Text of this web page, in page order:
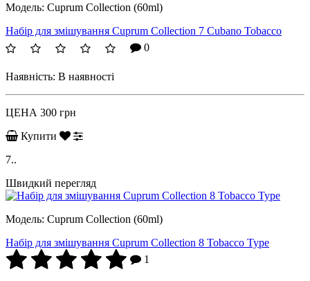
Модель: Cuprum Collection (60ml)
Набір для змішування Cuprum Collection 7 Cubano Tobacco
0
Наявність: В наявності
ЦЕНА 300 грн
Купити
7..
Швидкий перегляд
Модель: Cuprum Collection (60ml)
Набір для змішування Cuprum Collection 8 Tobacco Type
1